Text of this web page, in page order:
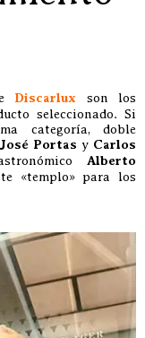
Discarlux son los
seleccionado. Si
categoría, doble
José Portas y Carlos
Alberto
«templo» para los